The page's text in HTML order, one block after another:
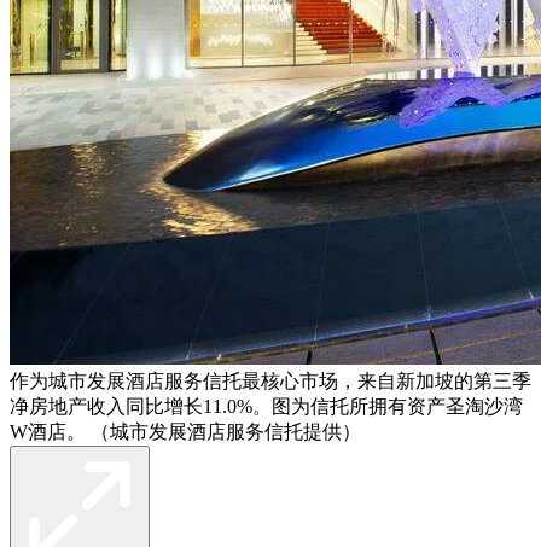
作为城市发展酒店服务信托最核心市场，来自新加坡的第三季
净房地产收入同比增长11.0%。图为信托所拥有资产圣淘沙湾
W酒店。 （城市发展酒店服务信托提供）